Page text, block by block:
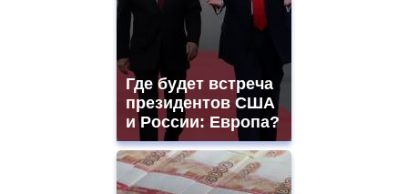
Где будет встреча
президентов США
и России: Европа?